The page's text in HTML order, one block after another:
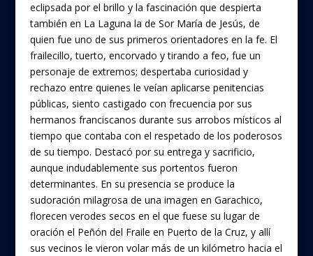
eclipsada por el brillo y la fascinación que despierta
también en La Laguna la de Sor María de Jesús, de
quien fue uno de sus primeros orientadores en la fe. El
frailecillo, tuerto, encorvado y tirando a feo, fue un
personaje de extremos; despertaba curiosidad y
rechazo entre quienes le veían aplicarse penitencias
públicas, siento castigado con frecuencia por sus
hermanos franciscanos durante sus arrobos místicos al
tiempo que contaba con el respetado de los poderosos
de su tiempo. Destacó por su entrega y sacrificio,
aunque indudablemente sus portentos fueron
determinantes. En su presencia se produce la
sudoración milagrosa de una imagen en Garachico,
florecen verodes secos en el que fuese su lugar de
oración el Peñón del Fraile en Puerto de la Cruz, y allí
sus vecinos le vieron volar más de un kilómetro hacia el